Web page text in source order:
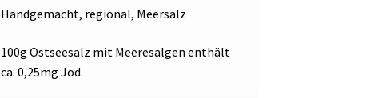
Handgemacht, regional, Meersalz
100g Ostseesalz mit Meeresalgen enthält
ca. 0,25mg Jod.